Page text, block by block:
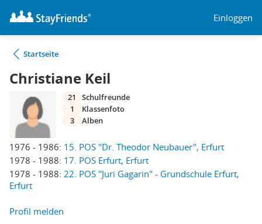
Einloggen
Startseite
Christiane Keil
1976 - 1986: 15. POS "Dr. Theodor Neubauer", Erfurt
1978 - 1988: 17. POS Erfurt, Erfurt
1978 - 1988: 22. POS "Juri Gagarin" - Grundschule Erfurt,
Erfurt
21
Schulfreunde
1
Klassenfoto
3
Alben
Profil melden